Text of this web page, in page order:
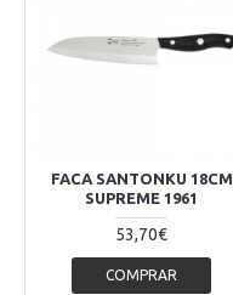
FACA SANTONKU 18CM
SUPREME 1961
53,70€
COMPRAR